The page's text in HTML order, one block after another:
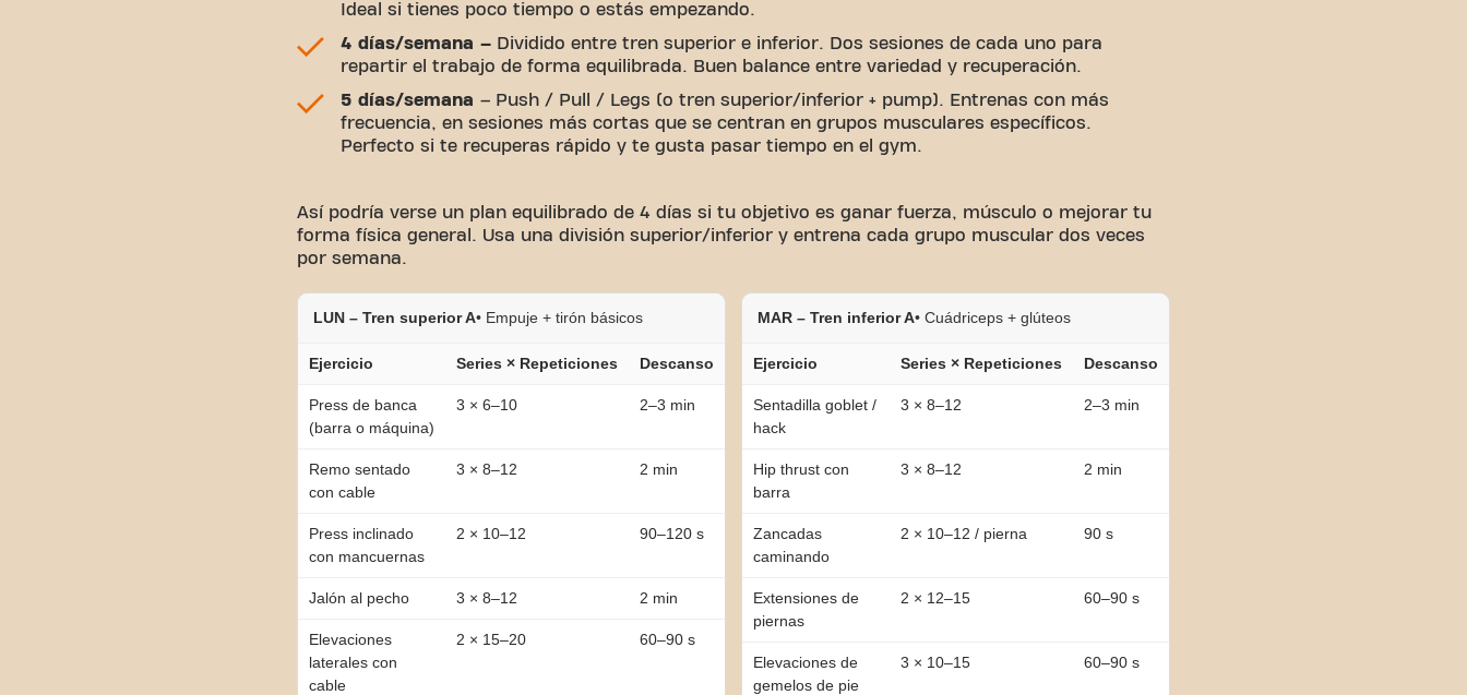
Ideal si tienes poco tiempo o estás empezando.
4 días/semana – Dividido entre tren superior e inferior. Dos sesiones de cada uno para
repartir el trabajo de forma equilibrada. Buen balance entre variedad y recuperación.
5 días/semana – Push / Pull / Legs (o tren superior/inferior + pump). Entrenas con más
frecuencia, en sesiones más cortas que se centran en grupos musculares específicos.
Perfecto si te recuperas rápido y te gusta pasar tiempo en el gym.
Así podría verse un plan equilibrado de 4 días si tu objetivo es ganar fuerza, músculo o mejorar tu
forma física general. Usa una división superior/inferior y entrena cada grupo muscular dos veces
por semana.
LUN – Tren superior A• Empuje + tirón básicos
Ejercicio Series × Repeticiones Descanso
Press de banca
(barra o máquina)
3 × 6–10 2–3 min
Remo sentado
con cable
3 × 8–12 2 min
Press inclinado
con mancuernas
2 × 10–12 90–120 s
Jalón al pecho 3 × 8–12 2 min
Elevaciones
laterales con
cable
2 × 15–20 60–90 s
MAR – Tren inferior A• Cuádriceps + glúteos
Ejercicio Series × Repeticiones Descanso
Sentadilla goblet /
hack
3 × 8–12 2–3 min
Hip thrust con
barra
3 × 8–12 2 min
Zancadas
caminando
2 × 10–12 / pierna 90 s
Extensiones de
piernas
2 × 12–15 60–90 s
Elevaciones de
gemelos de pie
3 × 10–15 60–90 s